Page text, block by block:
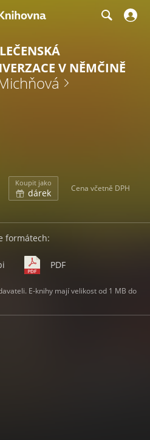
V NĚMČINĚ
Koupit jako
dárek Cena včetně DPH
formátech:
PDF
E-knihy mají velikost od 1 MB do